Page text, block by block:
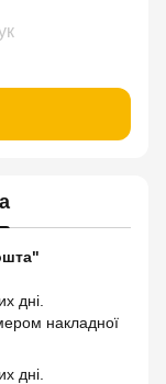
дні.
накладної
дні.